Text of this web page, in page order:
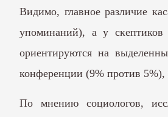
Видимо, главное различие
упоминаний), а у скептиков
ориентируются на
конференции (9% против
По мнению социологов,